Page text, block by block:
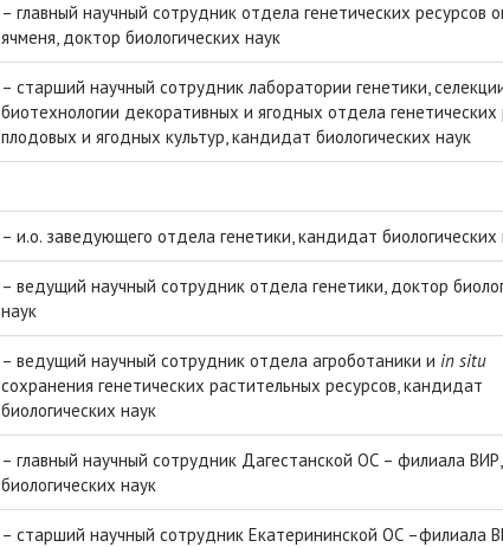
– главный научный сотрудник отдела генетических ресурсов
ячменя, доктор биологических наук
– старший научный сотрудник лаборатории генетики,
биотехнологии декоративных и ягодных отдела генетических
плодовых и ягодных культур, кандидат биологических наук
– и.о. заведующего отдела генетики, кандидат биологических
– ведущий научный сотрудник отдела генетики, доктор
наук
– ведущий научный сотрудник отдела агроботаники и in situ
сохранения генетических растительных ресурсов, кандидат
биологических наук
– главный научный сотрудник Дагестанской ОС – филиала
биологических наук
– старший научный сотрудник Екатерининской ОС –филиала